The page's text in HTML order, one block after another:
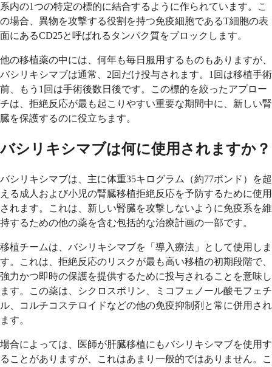
系内の1つの特定の標的に結合するように作られています。こ
の場合、異物を攻撃する役割を持つ免疫細胞であるT細胞の表
面にあるCD25と呼ばれるタンパク質をブロックします。
他の移植薬の中には、何年も毎日服用するものもありますが、
バシリキシマブは通常、2回だけ投与されます。1回は移植手術
前、もう1回は手術後数日後です。この標的を絞ったアプロー
チは、拒絶反応が最も起こりやすい重要な期間中に、新しい腎
臓を保護するのに役立ちます。
バシリキシマブは何に使用されますか？
バシリキシマブは、主に体重35キログラム（約77ポンド）を超
える成人および小児の腎臓移植拒絶反応を予防するために使用
されます。これは、新しい腎臓を攻撃しないように免疫系を維
持するための他の薬を含む包括的な治療計画の一部です。
移植チームは、バシリキシマブを「導入療法」として使用しま
す。これは、拒絶反応のリスクが最も高い移植の初期段階で、
強力かつ即時の保護を提供するために投与されることを意味し
ます。この薬は、シクロスポリン、ミコフェノール酸モフェチ
ル、コルチコステロイドなどの他の免疫抑制剤と常に併用され
ます。
場合によっては、医師が肝臓移植にもバシリキシマブを使用す
ることがありますが、これはあまり一般的ではありません。こ